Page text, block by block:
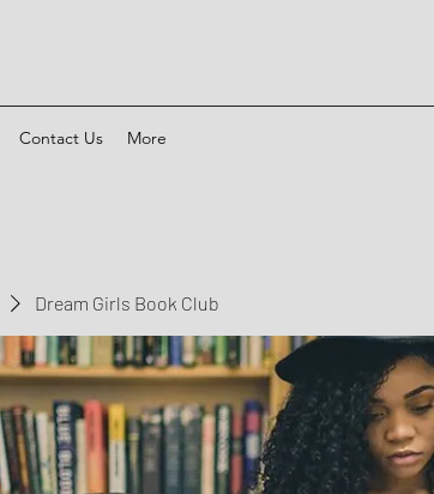
Contact Us More
Dream Girls Book Club